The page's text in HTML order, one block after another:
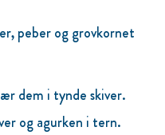
peber og grovkornet
dem i tynde skiver.
og agurken i tern.